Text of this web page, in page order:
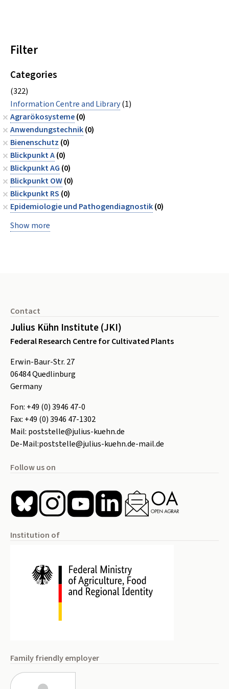
Filter
Categories
(322)
Information Centre and Library(1)
Agrarökosysteme(0)
Anwendungstechnik(0)
Bienenschutz (0)
Blickpunkt A(0)
Blickpunkt AG (0)
Blickpunkt OW(0)
Blickpunkt RS (0)
Epidemiologie und Pathogendiagnostik(0)
Show more
Contact
Julius Kühn Institute (JKI)
Federal Research Centre for Cultivated Plants
Erwin-Baur-Str. 27
06484Quedlinburg
Germany
Fon: +49 (0) 3946 47-0
Fax: +49 (0) 3946 47-1302
Mail: poststelle@julius-kuehn.de
De-Mail:poststelle@julius-kuehn.de-mail.de
Follow us on
Institution of
Family friendly employer